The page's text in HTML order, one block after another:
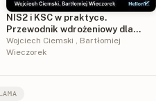
NIS2 i KSC w praktyce.
Przewodnik wdrożeniowy dla
organizacji
Wojciech Ciemski , Bartłomiej
Wieczorek